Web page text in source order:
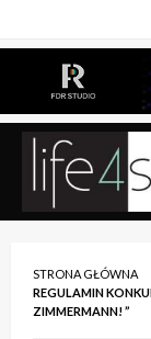
do
STRONA GŁÓWNA
REGULAMIN
ZIMMERMANN! ”